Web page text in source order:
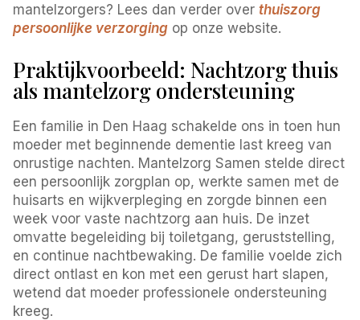
mantelzorgers? Lees dan verder overthuiszorg
persoonlijke verzorging op onze website.
Praktijkvoorbeeld: Nachtzorg thuis
als mantelzorg ondersteuning
Een familie in Den Haag schakelde ons in toen hun
moeder met beginnende dementie last kreeg van
onrustige nachten. Mantelzorg Samen stelde direct
een persoonlijk zorgplan op, werkte samen met de
huisarts en wijkverpleging en zorgde binnen een
week voor vaste nachtzorg aan huis. De inzet
omvatte begeleiding bij toiletgang, geruststelling,
en continue nachtbewaking. De familie voelde zich
direct ontlast en kon met een gerust hart slapen,
wetend dat moeder professionele ondersteuning
kreeg.